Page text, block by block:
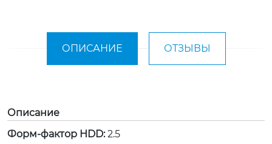
ОПИСАНИЕ ОТЗЫВЫ
Описание
Форм-фактор HDD:2.5